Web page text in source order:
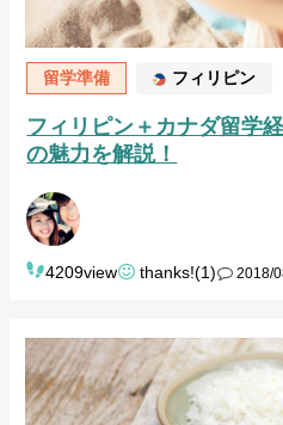
留学準備 フィリピン
フィリピン＋カナダ留学
の魅力を解説！
4209view thanks!(1) 2018/